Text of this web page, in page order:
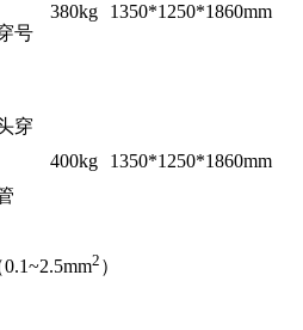
号
380kg 1350*1250*1860mm
穿
400kg 1350*1250*1860mm
2 ）